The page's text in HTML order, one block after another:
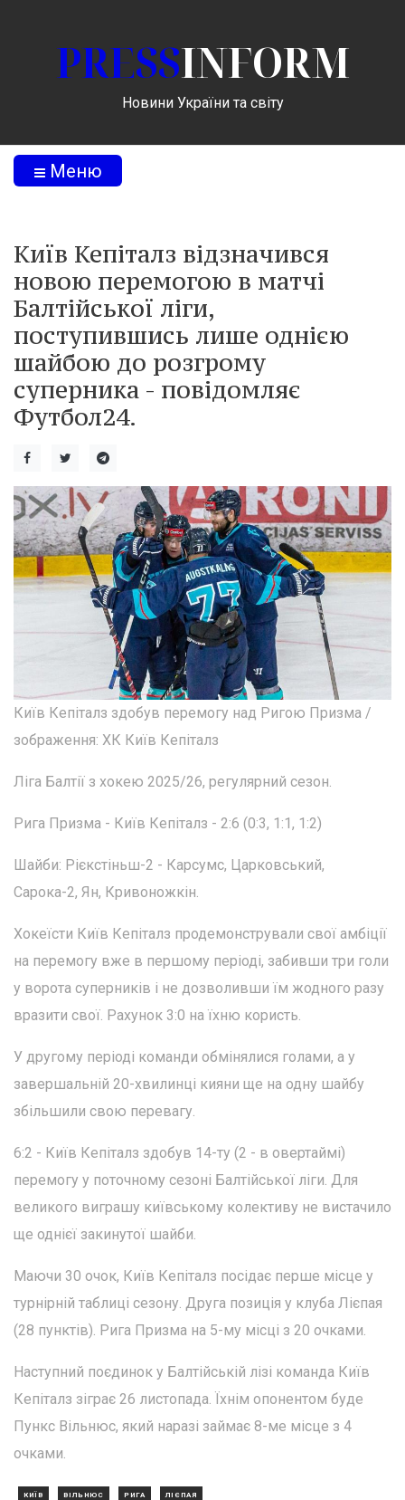
PRESSINFORM
Новини України та світу
Меню
Київ Кепіталз відзначився
новою перемогою в матчі
Балтійської ліги,
поступившись лише однією
шайбою до розгрому
суперника - повідомляє
Футбол24.
Київ Кепіталз здобув перемогу над Ригою Призма /
зображення: ХК Київ Кепіталз
Ліга Балтії з хокею 2025/26, регулярний сезон.
Рига Призма - Київ Кепіталз - 2:6 (0:3, 1:1, 1:2)
Шайби: Рієкстіньш-2 - Карсумс, Царковський,
Сарока-2, Ян, Кривоножкін.
Хокеїсти Київ Кепіталз продемонстрували свої амбіції
на перемогу вже в першому періоді, забивши три голи
у ворота суперників і не дозволивши їм жодного разу
вразити свої. Рахунок 3:0 на їхню користь.
У другому періоді команди обмінялися голами, а у
завершальній 20-хвилинці кияни ще на одну шайбу
збільшили свою перевагу.
6:2 - Київ Кепіталз здобув 14-ту (2 - в овертаймі)
перемогу у поточному сезоні Балтійської ліги. Для
великого виграшу київському колективу не вистачило
ще однієї закинутої шайби.
Маючи 30 очок, Київ Кепіталз посідає перше місце у
турнірній таблиці сезону. Друга позиція у клуба Лієпая
(28 пунктів). Рига Призма на 5-му місці з 20 очками.
Наступний поєдинок у Балтійській лізі команда Київ
Кепіталз зіграє 26 листопада. Їхнім опонентом буде
Пункс Вільнюс, який наразі займає 8-ме місце з 4
очками.
КИЇВ ВІЛЬНЮС РИГА ЛІЄПАЯ